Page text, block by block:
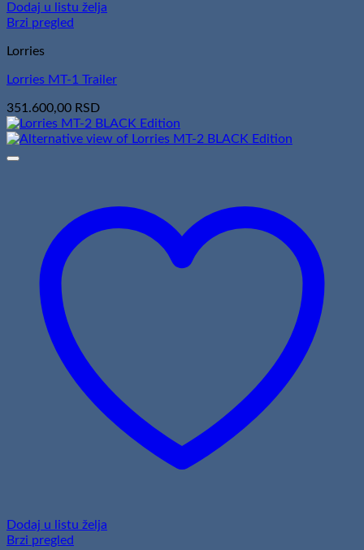
Dodaj u listu želja
Brzi pregled
Lorries
Lorries MT-1 Trailer
351.600,00 RSD
Dodaj u listu želja
Brzi pregled